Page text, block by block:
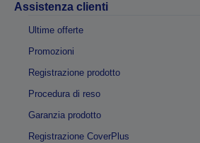
Assistenza clienti
Ultime offerte
Promozioni
Registrazione prodotto
Procedura di reso
Garanzia prodotto
Registrazione CoverPlus